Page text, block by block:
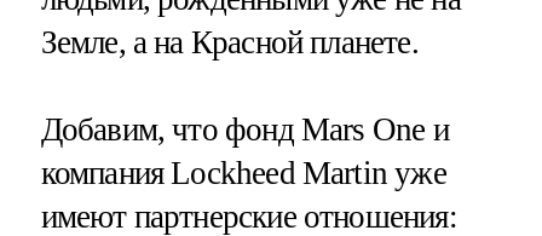
Земле, а на Красной планете.
Добавим, что фонд Mars One и
компания Lockheed Martin уже
имеют партнерские отношения: